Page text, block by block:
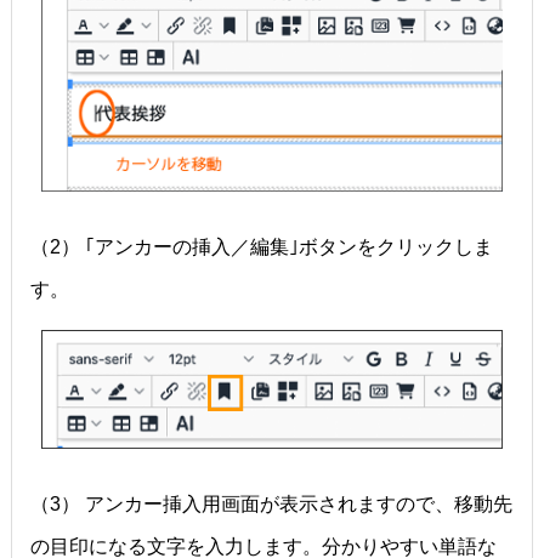
（2） ｢アンカーの挿入／編集｣ボタンをクリックしま
す。
（3） アンカー挿入用画面が表示されますので、移動先
の目印になる文字を入力します。分かりやすい単語な